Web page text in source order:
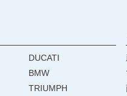
DUCATI
BMW
TRIUMPH